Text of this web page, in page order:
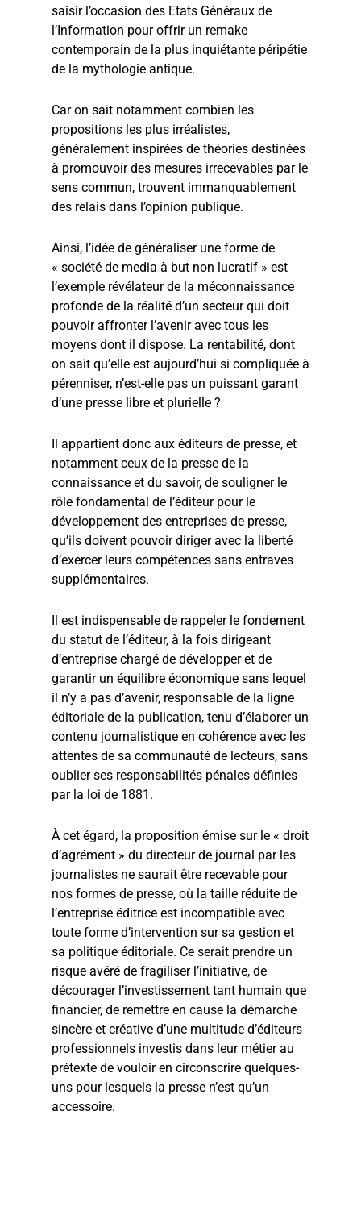
saisir l’occasion des Etats Généraux de
l’Information pour offrir un remake
contemporain de la plus inquiétante péripétie
de la mythologie antique.
Car on sait notamment combien les
propositions les plus irréalistes,
généralement inspirées de théories destinées
à promouvoir des mesures irrecevables par le
sens commun, trouvent immanquablement
des relais dans l’opinion publique.
Ainsi, l’idée de généraliser une forme de
« société de media à but non lucratif » est
l’exemple révélateur de la méconnaissance
profonde de la réalité d’un secteur qui doit
pouvoir affronter l’avenir avec tous les
moyens dont il dispose. La rentabilité, dont
on sait qu’elle est aujourd’hui si compliquée à
pérenniser, n’est-elle pas un puissant garant
d’une presse libre et plurielle ?
Il appartient donc aux éditeurs de presse, et
notamment ceux de la presse de la
connaissance et du savoir, de souligner le
rôle fondamental de l’éditeur pour le
développement des entreprises de presse,
qu’ils doivent pouvoir diriger avec la liberté
d’exercer leurs compétences sans entraves
supplémentaires.
Il est indispensable de rappeler le fondement
du statut de l’éditeur, à la fois dirigeant
d’entreprise chargé de développer et de
garantir un équilibre économique sans lequel
il n’y a pas d’avenir, responsable de la ligne
éditoriale de la publication, tenu d’élaborer un
contenu journalistique en cohérence avec les
attentes de sa communauté de lecteurs, sans
oublier ses responsabilités pénales définies
par la loi de 1881.
À cet égard, la proposition émise sur le « droit
d’agrément » du directeur de journal par les
journalistes ne saurait être recevable pour
nos formes de presse, où la taille réduite de
l’entreprise éditrice est incompatible avec
toute forme d’intervention sur sa gestion et
sa politique éditoriale. Ce serait prendre un
risque avéré de fragiliser l’initiative, de
décourager l’investissement tant humain que
financier, de remettre en cause la démarche
sincère et créative d’une multitude d’éditeurs
professionnels investis dans leur métier au
prétexte de vouloir en circonscrire quelques-
uns pour lesquels la presse n’est qu’un
accessoire.